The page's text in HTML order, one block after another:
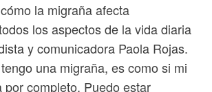
la migraña afecta
los aspectos de la vida diaria
y comunicadora Paola Rojas.
una migraña, es como si mi
por completo. Puedo estar